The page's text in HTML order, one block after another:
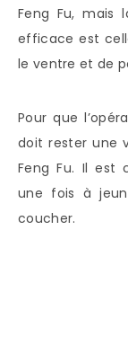
Feng Fu, mais
efficace est
le ventre et de
Pour que
doit rester une
Feng Fu. Il est
une fois à
coucher.